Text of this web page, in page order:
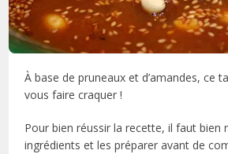
À base de pruneaux et d’amandes, ce
vous faire craquer !
Pour bien réussir la recette, il faut bien
ingrédients et les préparer avant de